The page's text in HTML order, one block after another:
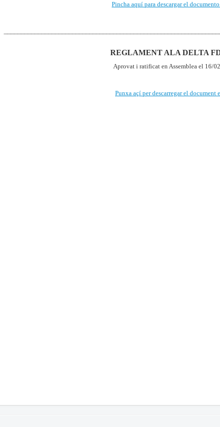
Pincha aquí para descargar el
REGLAMENT ALA DELTA
Aprovat i ratificat en Assemblea el 16/
Punxa açí per descarregar el document